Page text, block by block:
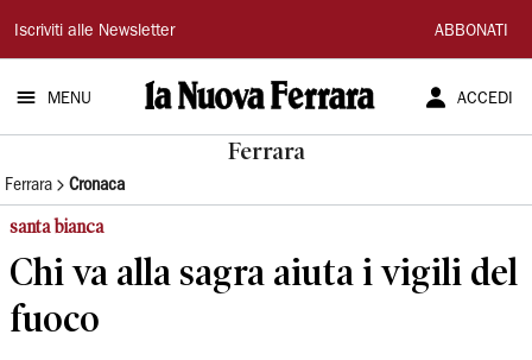
La
Nuova
Ferrara
Iscriviti alle Newsletter ABBONATI
MENU ACCEDI
Ferrara
Ferrara Cronaca
santa bianca
Chi va alla sagra aiuta i vigili del
fuoco